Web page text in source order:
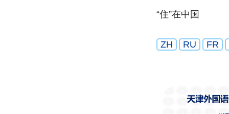
“住”在中国
ZH RU FR